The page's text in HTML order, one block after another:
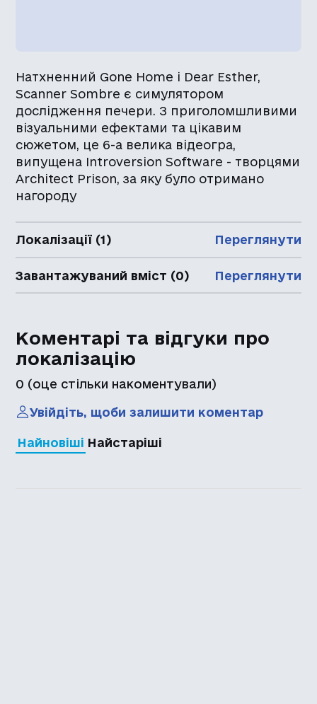
Натхненний Gone Home і Dear Esther,
Scanner Sombre є симулятором
дослідження печери. З приголомшливими
візуальними ефектами та цікавим
сюжетом, це 6-а велика відеогра,
випущена Introversion Software - творцями
Architect Prison, за яку було отримано
нагороду
Локалізації (1) Переглянути
Завантажуваний вміст (0) Переглянути
Коментарі та відгуки про
локалізацію
0 (оце стільки накоментували)
Увійдіть, щоби залишити коментар
Найновіші Найстаріші